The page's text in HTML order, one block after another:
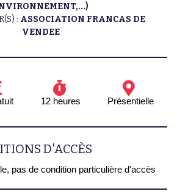
: ASSOCIATION FRANCAS DE
VENDEE
12 heures Présentielle
D'ACCÈS
pas de condition particulière d'accès